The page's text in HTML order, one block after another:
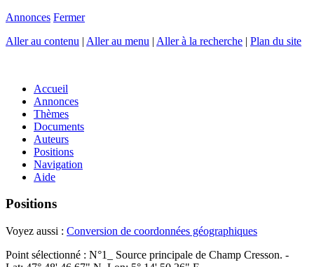
Annonces Fermer
Aller au contenu | Aller au menu | Aller à la recherche | Plan du site
Accueil
Annonces
Thèmes
Documents
Auteurs
Positions
Navigation
Aide
Positions
Voyez aussi : Conversion de coordonnées géographiques
Point sélectionné : N°1_ Source principale de Champ Cresson. -